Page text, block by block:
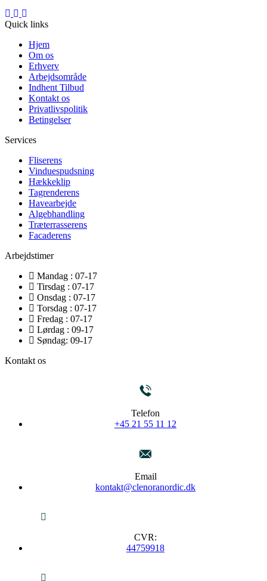
Quick links
Hjem
Om os
Erhverv
Arbejdsområde
Indhent Tilbud
Kontakt os
Privatlivspolitik
Betingelser
Services
Fliserens
Vinduespudsning
Hækkeklip
Tagrenderens
Havearbejde
Algebhandling
Træterrasserens
Facaderens
Arbejdstimer
Mandag : 07-17
Tirsdag : 07-17
Onsdag : 07-17
Torsdag : 07-17
Fredag : 07-17
Lørdag : 09-17
Søndag: 09-17
Kontakt os
Telefon
+45 21 55 11 12
Email
kontakt@clenoranordic.dk
CVR:
44759918